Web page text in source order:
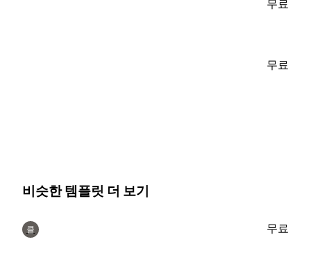
무료
무료
비슷한 템플릿 더 보기
클 무료